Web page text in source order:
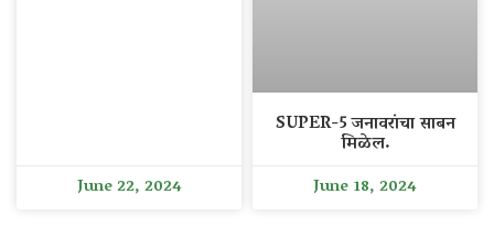
June 22, 2024
SUPER-5 जनावरांचा साबन
मिळेल.
June 18, 2024